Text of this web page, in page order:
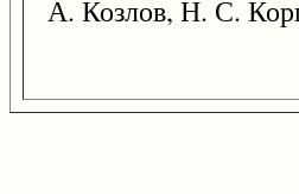
А. Козлов, Н. С.